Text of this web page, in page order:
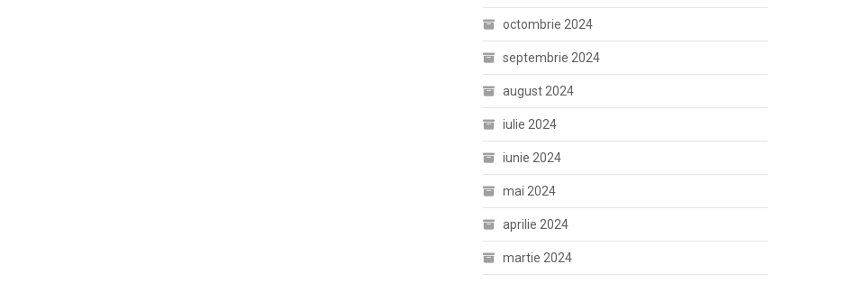
octombrie 2024
septembrie 2024
august 2024
iulie 2024
iunie 2024
mai 2024
aprilie 2024
martie 2024